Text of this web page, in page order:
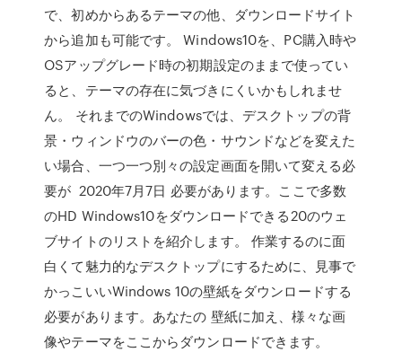
で、初めからあるテーマの他、ダウンロードサイト
から追加も可能です。 Windows10を、PC購入時や
OSアップグレード時の初期設定のままで使ってい
ると、テーマの存在に気づきにくいかもしれませ
ん。 それまでのWindowsでは、デスクトップの背
景・ウィンドウのバーの色・サウンドなどを変えた
い場合、一つ一つ別々の設定画面を開いて変える必
要が 2020年7月7日 必要があります。ここで多数
のHD Windows10をダウンロードできる20のウェ
ブサイトのリストを紹介します。 作業するのに面
白くて魅力的なデスクトップにするために、見事で
かっこいいWindows 10の壁紙をダウンロードする
必要があります。あなたの 壁紙に加え、様々な画
像やテーマをここからダウンロードできます。